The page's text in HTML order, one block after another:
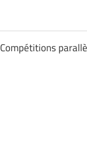
Compétitions